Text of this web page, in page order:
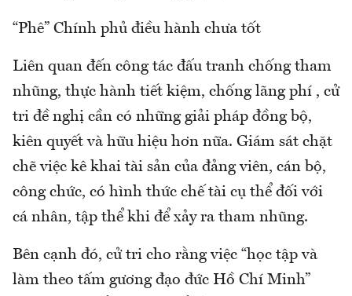
“Phê” Chính phủ điều hành chưa tốt
Liên quan đến công tác đấu tranh chống tham
nhũng, thực hành tiết kiệm, chống lãng phí , cử
tri đề nghị cần có những giải pháp đồng bộ,
kiên quyết và hữu hiệu hơn nữa. Giám sát chặt
chẽ việc kê khai tài sản của đảng viên, cán bộ,
công chức, có hình thức chế tài cụ thể đối với
cá nhân, tập thể khi để xảy ra tham nhũng.
Bên cạnh đó, cử tri cho rằng việc “học tập và
làm theo tấm gương đạo đức Hồ Chí Minh”